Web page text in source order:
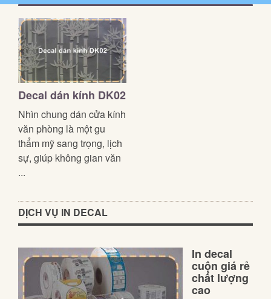
Decal dán kính DK02
Nhìn chung dán cửa kính
văn phòng là một gu
thẩm mỹ sang trọng, lịch
sự, giúp không gian văn
...
DỊCH VỤ IN DECAL
In decal
cuộn giá rẻ
chất lượng
cao